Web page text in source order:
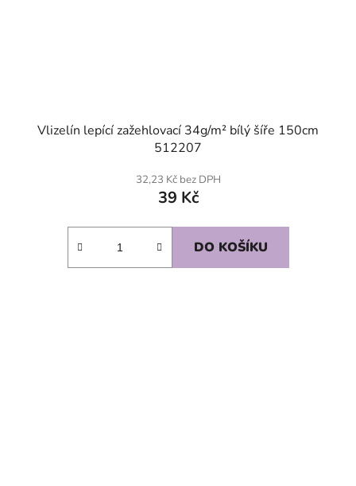
Vlizelín lepící zažehlovací 34g/m² bílý šíře 150cm
512207
32,23 Kč bez DPH
39 Kč
DO KOŠÍKU